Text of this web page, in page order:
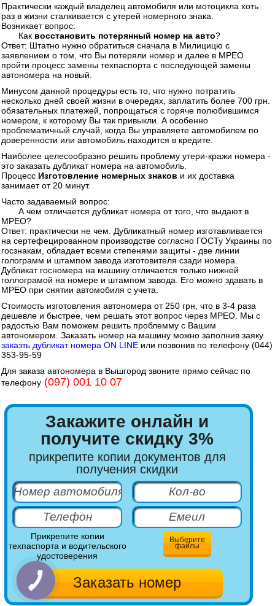
Практически каждый владелец автомобиля или мотоцикла хоть
раз в жизни сталкивается с утерей номерного знака.
Возникает вопрос:
Как восстановить потерянный номер на авто?
Ответ: Штатно нужно обратиться сначала в Милицицю с
заявлением о том, что Вы потеряли номер и далее в МРЕО
пройти процесс замены техпаспорта с последующей замены
автономера на новый.
Минусом данной процедуры есть то, что нужно потратить
несколько дней своей жизни в очередях, заплатить более 700 грн.
обязательных платежей, попрощаться с горяче полюбившимся
номером, к которому Вы так привыкли. А особенно
проблематичный случай, когда Вы управляете автомобилем по
доверенности или автомобиль находится в кредите.
Наиболее целесообразно решить проблему утери-кражи номера -
это заказать дубликат номера на автомобиль.
Процесс Изготовление номерных знаков и их доставка
занимает от 20 минут.
Часто задаваемый вопрос:
А чем отличается дубликат номера от того, что выдают в
МРЕО?
Ответ: практически не чем. Дубликатный номер изготавливается
на сертефецированном производстве согласно ГОСТу Украины по
госзнакам, обладает всеми степенями защиты - две линии
голограмм и штампом завода изготовителя сзади номера.
Дубликат госномера на машину отличается только нижней
голлограмой на номере и штампом завода. Его можно здавать в
МРЕО при снятии автомобиля с учета.
Стоимость изготовления автономера от 250 грн, что в 3-4 раза
дешевле и быстрее, чем решать этот вопрос через МРЕО. Мы с
радостью Вам поможем решить проблемму с Вашим
автономером. Заказать номер на машину можно заполнив заяку
заказть дубликат номера ON LINE или позвонив по телефону (044)
353-95-59
Для заказа автономера в Вышгород звоните прямо сейчас по
телефону (097) 001 10 07
Закажите онлайн и
получите скидку 3%
прикрепите копии документов для
получения скидки
Прикрепите копии
техпаспорта и водительского
удостоверения
Выберите
файлы